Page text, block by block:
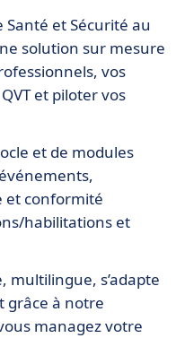
et Sécurité au
solution sur mesure
vos
et piloter vos
et de modules
et conformité
habilitations et
s’adapte
grâce à notre
managez votre